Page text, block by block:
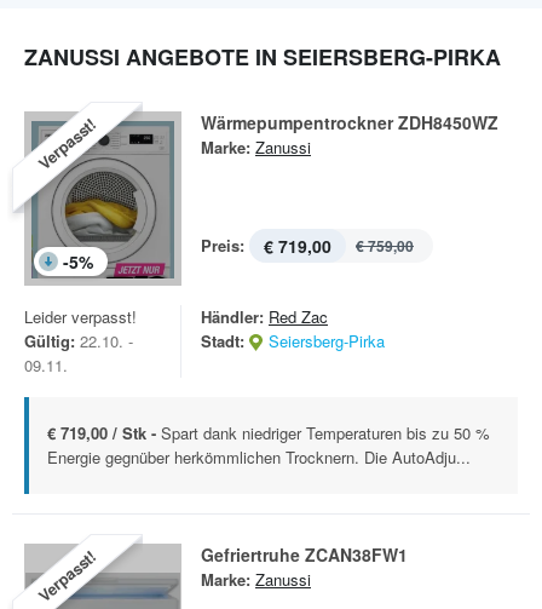
ZANUSSI ANGEBOTE IN SEIERSBERG-PIRKA
Verpasst!
-5%
Wärmepumpentrockner ZDH8450WZ
Marke: Zanussi
Preis: € 719,00 € 759,00
Leider verpasst!
Gültig: 22.10. -
09.11.
Händler: Red Zac
Stadt:
Seiersberg-Pirka
€ 719,00 / Stk - Spart dank niedriger Temperaturen bis zu 50 %
Energie gegnüber herkömmlichen Trocknern. Die AutoAdju...
Verpasst! Gefriertruhe ZCAN38FW1
Marke: Zanussi